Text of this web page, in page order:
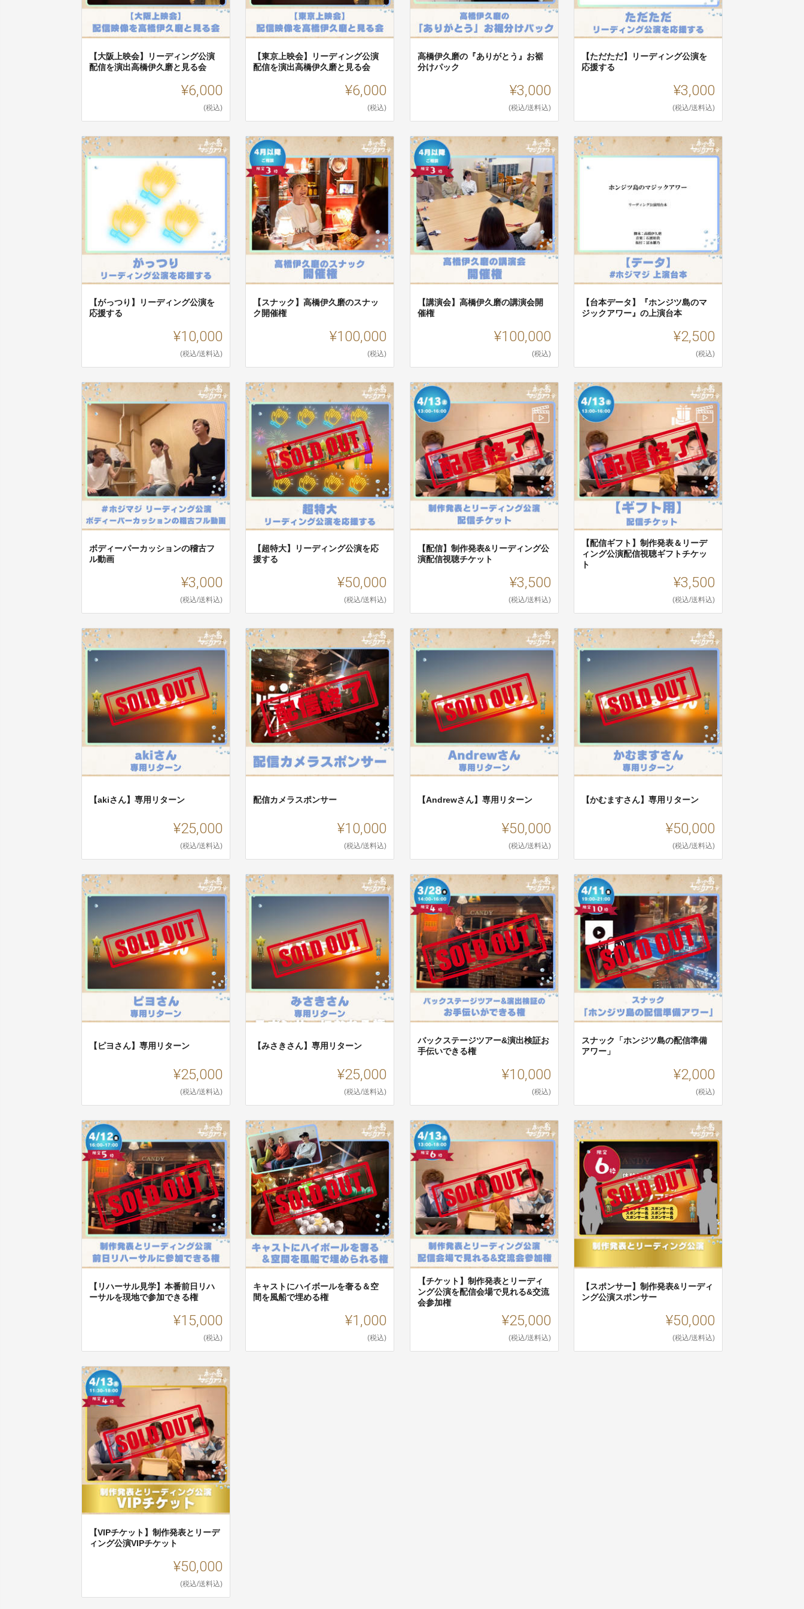
【大阪上映会】リーディング公演
配信を演出高橋伊久磨と見る会
¥6,000
(税込)
【東京上映会】リーディング公演
配信を演出高橋伊久磨と見る会
¥6,000
(税込)
高橋伊久磨の『ありがとう』お裾
分けパック
¥3,000
(税込/送料込)
【ただただ】リーディング公演を
応援する
¥3,000
(税込/送料込)
【がっつり】リーディング公演を
応援する
¥10,000
(税込/送料込)
【スナック】高橋伊久磨のスナッ
ク開催権
¥100,000
(税込)
【講演会】高橋伊久磨の講演会開
催権
¥100,000
(税込)
【台本データ】『ホンジツ島のマ
ジックアワー』の上演台本
¥2,500
(税込)
ボディーパーカッションの稽古フ
ル動画
¥3,000
(税込/送料込)
【超特大】リーディング公演を応
援する
¥50,000
(税込/送料込)
【配信】制作発表&リーディング公
演配信視聴チケット
¥3,500
(税込/送料込)
【配信ギフト】制作発表＆リーデ
ィング公演配信視聴ギフトチケッ
ト
¥3,500
(税込/送料込)
【akiさん】専用リターン
¥25,000
(税込/送料込)
配信カメラスポンサー
¥10,000
(税込/送料込)
【Andrewさん】専用リターン
¥50,000
(税込/送料込)
【かむますさん】専用リターン
¥50,000
(税込/送料込)
【ピヨさん】専用リターン
¥25,000
(税込/送料込)
【みさきさん】専用リターン
¥25,000
(税込/送料込)
バックステージツアー&演出検証お
手伝いできる権
¥10,000
(税込)
スナック「ホンジツ島の配信準備
アワー」
¥2,000
(税込)
【リハーサル見学】本番前日リハ
ーサルを現地で参加できる権
¥15,000
(税込)
キャストにハイボールを奢る＆空
間を風船で埋める権
¥1,000
(税込)
【チケット】制作発表とリーディ
ング公演を配信会場で見れる&交流
会参加権
¥25,000
(税込/送料込)
【スポンサー】制作発表&リーディ
ング公演スポンサー
¥50,000
(税込/送料込)
【VIPチケット】制作発表とリーデ
ィング公演VIPチケット
¥50,000
(税込/送料込)